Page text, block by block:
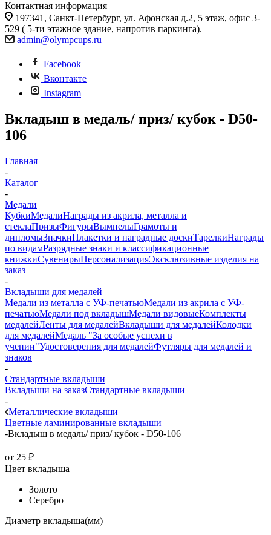
Контактная информация
197341, Санкт-Петербург, ул. Афонская д.2, 5 этаж, офис 3-
529 ( 5-ти этажное здание, напротив паркинга).
admin@olympcups.ru
Facebook
Вконтакте
Instagram
Вкладыш в медаль/ приз/ кубок - D50-
106
Главная
-
Каталог
-
Медали
КубкиМедалиНаграды из акрила, металла и
стеклаПризыФигурыВымпелыГрамоты и
дипломыЗначкиПлакетки и наградные доскиТарелкиНаграды
по видамРазрядные знаки и классификационные
книжкиСувенирыПерсонализацияЭксклюзивные изделия на
заказ
-
Вкладыши для медалей
Медали из металла с УФ-печатьюМедали из акрила с УФ-
печатьюМедали под вкладышМедали видовыеКомплекты
медалейЛенты для медалейВкладыши для медалейКолодки
для медалейМедаль "За особые успехи в
учении"Удостоверения для медалейФутляры для медалей и
знаков
-
Стандартные вкладыши
Вкладыши на заказСтандартные вкладыши
-
Металлические вкладыши
Цветные ламинированные вкладыши
-Вкладыш в медаль/ приз/ кубок - D50-106
от 25 ₽
Цвет вкладыша
Золото
Серебро
Диаметр вкладыша(мм)